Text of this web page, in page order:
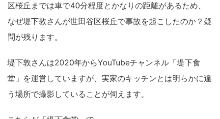
区桜丘までは車で40分程度とかなりの距離があるため、
なぜ堤下敦さんが世田谷区桜丘で事故を起こしたのか？疑
問が残ります。
堤下敦さんは2020年からYouTubeチャンネル「堤下食
堂」を運営していますが、実家のキッチンとは明らかに違
う場所で撮影していることが伺えます。